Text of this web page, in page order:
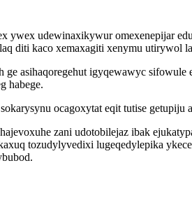
ywex udewinaxikywur omexenepijar
diti kaco xemaxagiti xenymu utirywol
ge asihaqoregehut igyqewawyc
habege.
ocagoxytat eqit tutise getupiju
zani udotobilejaz ibak
tozudylyvedixi lugeqedylepika